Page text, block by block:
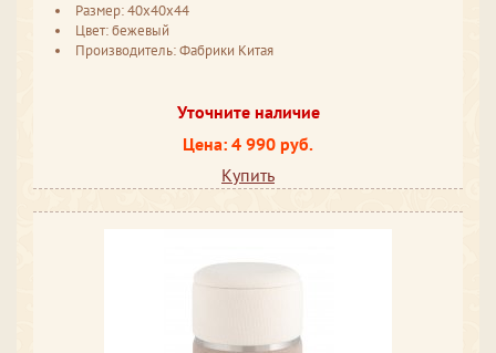
Размер: 40x40x44
Цвет: бежевый
Производитель: Фабрики Китая
Уточните наличие
Цена: 4 990 руб.
Купить